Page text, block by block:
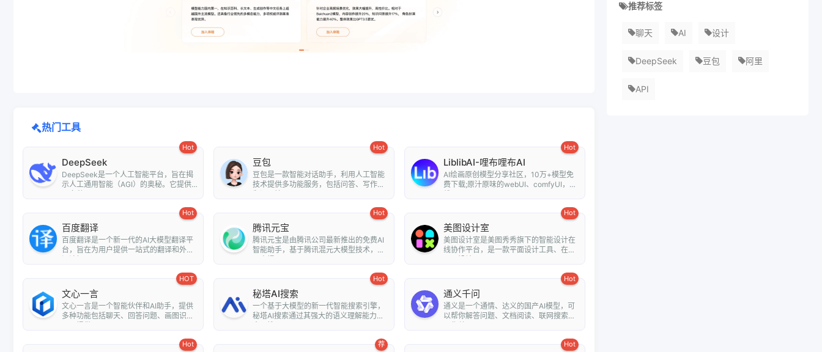
热门工具
Hot
DeepSeek
DeepSeek是一个人工智能平台，旨在揭
示人工通用智能（AGI）的奥秘。它提供
Hot
豆包
豆包是一款智能对话助手，利用人工智能
技术提供多功能服务，包括问答、写作、
Hot
LiblibAI-哩布哩布AI
AI绘画原创模型分享社区，10万+模型免
费下载;原汁原味的webUI、comfyUI，在
Hot
百度翻译
百度翻译是一个新一代的AI大模型翻译平
台，旨在为用户提供一站式的翻译和外文
Hot
腾讯元宝
腾讯元宝是由腾讯公司最新推出的免费AI
智能助手，基于腾讯混元大模型技术，为
Hot
美图设计室
美图设计室是美图秀秀旗下的智能设计在
线协作平台，是一款平面设计工具、在线
HOT
文心一言
文心一言是一个智能伙伴和AI助手，提供
多种功能包括聊天、回答问题、画图识
Hot
秘塔AI搜索
一个基于大模型的新一代智能搜索引擎，
秘塔AI搜索通过其强大的语义理解能力和
Hot
通义千问
通义是一个通情、达义的国产AI模型，可
以帮你解答问题、文档阅读、联网搜索并
Hot 荐 Hot
推荐标签
聊天 AI 设计
DeepSeek 豆包 阿里
API